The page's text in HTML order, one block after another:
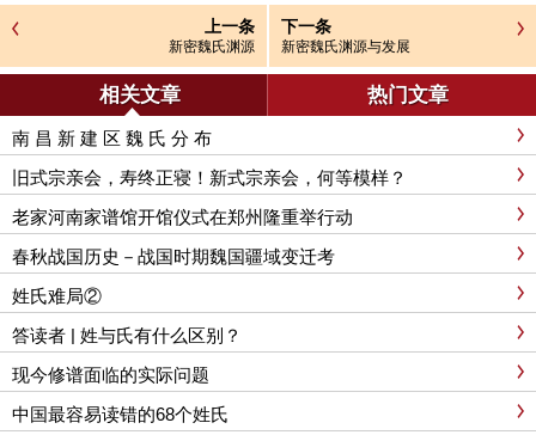
上一条
新密魏氏渊源
下一条
新密魏氏渊源与发展
相关文章 热门文章
南 昌 新 建 区 魏 氏 分 布
旧式宗亲会，寿终正寝！新式宗亲会，何等模样？
老家河南家谱馆开馆仪式在郑州隆重举行动
春秋战国历史－战国时期魏国疆域变迁考
姓氏难局②
答读者 | 姓与氏有什么区别？
现今修谱面临的实际问题
中国最容易读错的68个姓氏